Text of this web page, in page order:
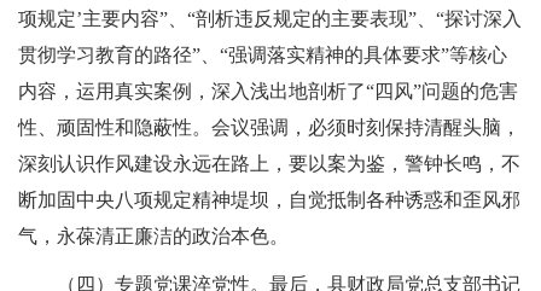
项规定’主要内容”、“剖析违反规定的主要表现”、“探讨深入
贯彻学习教育的路径”、“强调落实精神的具体要求”等核心
内容，运用真实案例，深入浅出地剖析了“四风”问题的危害
性、顽固性和隐蔽性。会议强调，必须时刻保持清醒头脑，
深刻认识作风建设永远在路上，要以案为鉴，警钟长鸣，不
断加固中央八项规定精神堤坝，自觉抵制各种诱惑和歪风邪
气，永葆清正廉洁的政治本色。
（四） 专题党课淬党性。 最后，县财政局党总支部书记